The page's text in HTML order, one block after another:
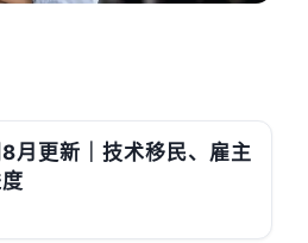
月更新｜技术移民、雇主